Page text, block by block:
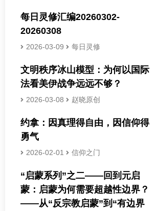
每日灵修汇编20260302-
20260308
2026-03-09 每日灵修
文明秩序冰山模型：为何以国际
法看美伊战争远远不够？
2026-03-08 赵晓原创
约拿：因真理得自由，因信仰得
勇气
2026-02-01 信仰之门
“启蒙系列”之二——回到元启
蒙：启蒙为何需要超越性边界？
——从“反宗教启蒙”到“有边界